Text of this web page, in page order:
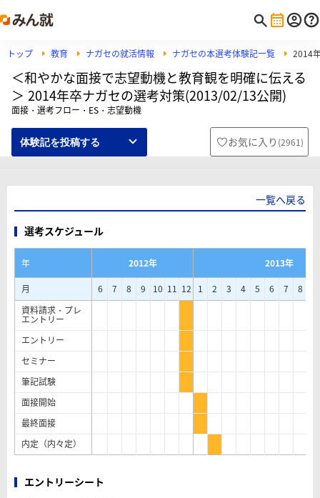
トップ 教育 ナガセの就活情報 ナガセの本選考体験記一覧 2014
＜和やかな面接で志望動機と教育観を明確に伝える
＞ 2014年卒ナガセの選考対策(2013/02/13公開)
面接・選考フロー・ES・志望動機
体験記を投稿する お気に入り (2961)
一覧へ戻る
選考スケジュール
年 2012年
2013年
月
6 7 8 9 10 11 12 1 2 3 4 5 6 7 8
資料請求・プレ
エントリー
エントリー
セミナー
筆記試験
面接開始
最終面接
内定（内々定）
エントリーシート